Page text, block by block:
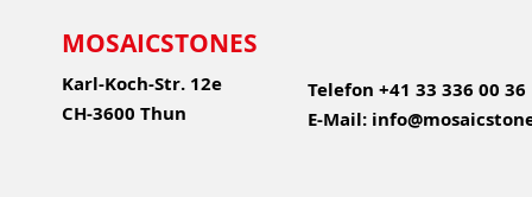
MOSAICSTONES
Karl-Koch-Str. 12e
CH-3600 Thun
Telefon +41 33 336 00 36
E-Mail: